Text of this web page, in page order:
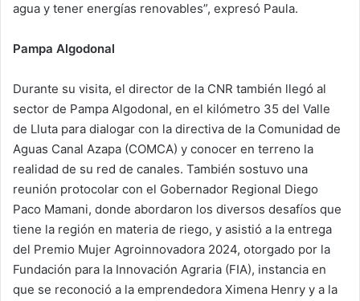
agua y tener energías renovables”, expresó Paula.
Pampa Algodonal
Durante su visita, el director de la CNR también llegó al
sector de Pampa Algodonal, en el kilómetro 35 del Valle
de Lluta para dialogar con la directiva de la Comunidad de
Aguas Canal Azapa (COMCA) y conocer en terreno la
realidad de su red de canales. También sostuvo una
reunión protocolar con el Gobernador Regional Diego
Paco Mamani, donde abordaron los diversos desafíos que
tiene la región en materia de riego, y asistió a la entrega
del Premio Mujer Agroinnovadora 2024, otorgado por la
Fundación para la Innovación Agraria (FIA), instancia en
que se reconoció a la emprendedora Ximena Henry y a la